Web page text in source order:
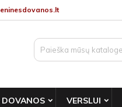
DOVANOS VERSLUI